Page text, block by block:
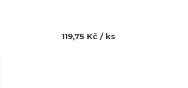
119,75 Kč / ks